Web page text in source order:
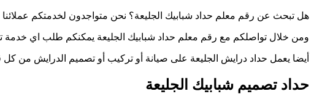
هل تبحث عن رقم معلم حداد شبابيك الجليعة؟ نحن متواجدون لخدمتكم عملائنا الكرام على مدار 24 ساعة
ومن خلال تواصلكم مع رقم معلم حداد شبابيك الجليعة يمكنكم طلب اي خدمة
أيضا يعمل حداد درايش الجليعة على صيانة أو تركيب أو تصميم الدرايش من كل
حداد تصميم شبابيك الجليعة